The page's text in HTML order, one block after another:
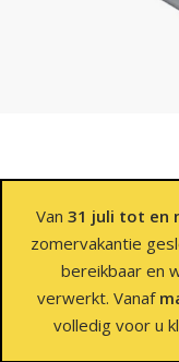
Van 31 juli tot en
zomervakantie
bereikbaar en
verwerkt. Vanaf
volledig voor u